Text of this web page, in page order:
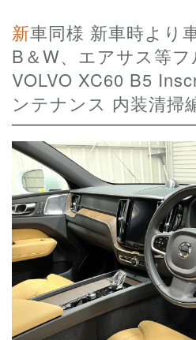
新車同様 新車時より車庫保管1オーナー
B＆W、エアサス等
VOLVO XC60 B5
ンテナンス 内装清掃